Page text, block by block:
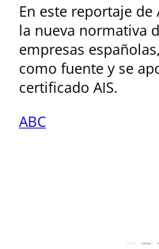
En este reportaje
la nueva normativa
empresas
como fuente y se
certificado AIS.
ABC